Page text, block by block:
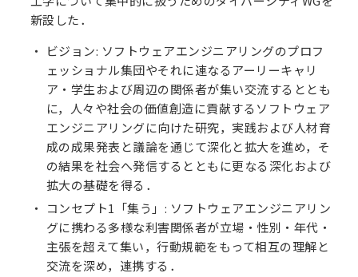
新設した．
ビジョン: ソフトウェアエンジニアリングのプロフ
ェッショナル集団やそれに連なるアーリーキャリ
ア・学生および周辺の関係者が集い交流するととも
に，人々や社会の価値創造に貢献するソフトウェア
エンジニアリングに向けた研究，実践および人材育
成の成果発表と議論を通じて深化と拡大を進め，そ
の結果を社会へ発信するとともに更なる深化および
拡大の基礎を得る．
コンセプト1「集う」: ソフトウェアエンジニアリン
グに携わる多様な利害関係者が立場・性別・年代・
主張を超えて集い，行動規範をもって相互の理解と
交流を深め，連携する．